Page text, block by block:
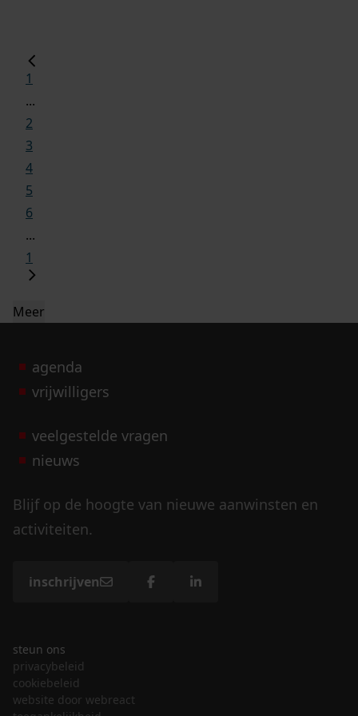
1
...
2
3
4
5
6
...
1
Meer
agenda
vrijwilligers
veelgestelde vragen
nieuws
Blijf op de hoogte van nieuwe aanwinsten en
activiteiten.
inschrijven
steun ons
privacybeleid
cookiebeleid
website door webreact